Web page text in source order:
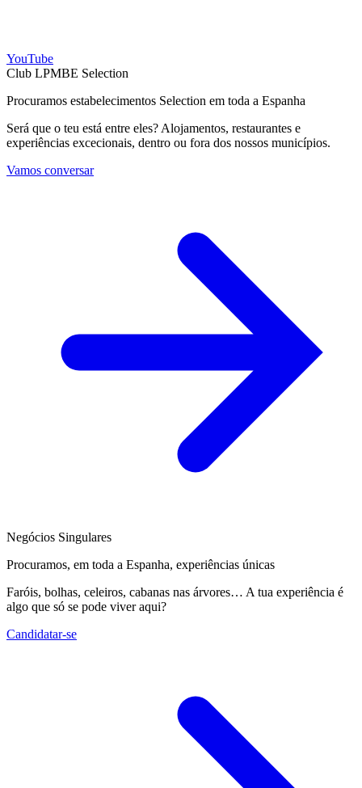
YouTube
Club LPMBE Selection
Procuramos estabelecimentos Selection em toda a Espanha
Será que o teu está entre eles? Alojamentos, restaurantes e
experiências excecionais, dentro ou fora dos nossos municípios.
Vamos conversar
Negócios Singulares
Procuramos, em toda a Espanha, experiências únicas
Faróis, bolhas, celeiros, cabanas nas árvores… A tua experiência é
algo que só se pode viver aqui?
Candidatar-se